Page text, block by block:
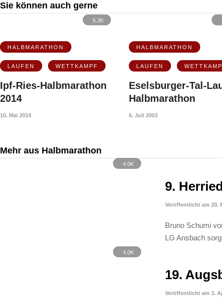
Sie können auch gerne
5.3K
HALBMARATHON
LAUFEN WETTKAMPF
Ipf-Ries-Halbmarathon
2014
10. Mai 2014
HALBMARATHON
LAUFEN
Eselsburger-Tal-
Halbmarathon
6. Juli 2003
Mehr aus Halbmarathon
4.0K
9.
Veröffentlicht am 20.
Bruno Schumi
LG Ansbach
4.0K
19.
Veröffentlicht am 3.